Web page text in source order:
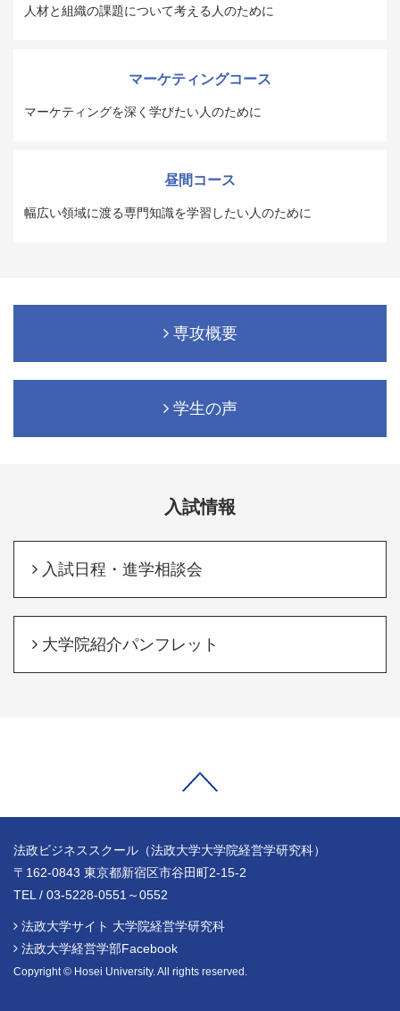
人材と組織の課題について考える人のために
マーケティングコース
マーケティングを深く学びたい人のために
昼間コース
幅広い領域に渡る専門知識を学習したい人のために
専攻概要
学生の声
入試情報
入試日程・進学相談会
大学院紹介パンフレット
法政ビジネススクール（法政大学大学院経営学研究科）
〒162-0843 東京都新宿区市谷田町2-15-2
TEL / 03-5228-0551～0552
法政大学サイト 大学院経営学研究科
法政大学経営学部Facebook
Copyright © Hosei University. All rights reserved.